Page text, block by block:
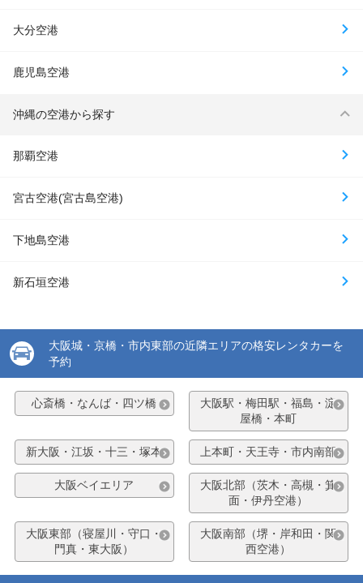
大分空港
鹿児島空港
沖縄の空港から探す
那覇空港
宮古空港(宮古島空港)
下地島空港
新石垣空港
大阪城・京橋・市内東部の近隣エリアの格安レンタカーを
予約
心斎橋・なんば・四ツ橋
大阪駅・梅田駅・福島・淀
屋橋・本町
新大阪・江坂・十三・塚本 上本町・天王寺・市内南部
大阪ベイエリア
大阪北部（茨木・高槻・箕
面・伊丹空港）
大阪東部（寝屋川・守口・
門真・東大阪）
大阪南部（堺・岸和田・関
西空港）